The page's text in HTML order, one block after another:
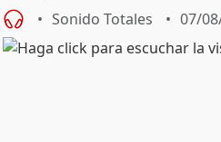
Sonido Totales 07/